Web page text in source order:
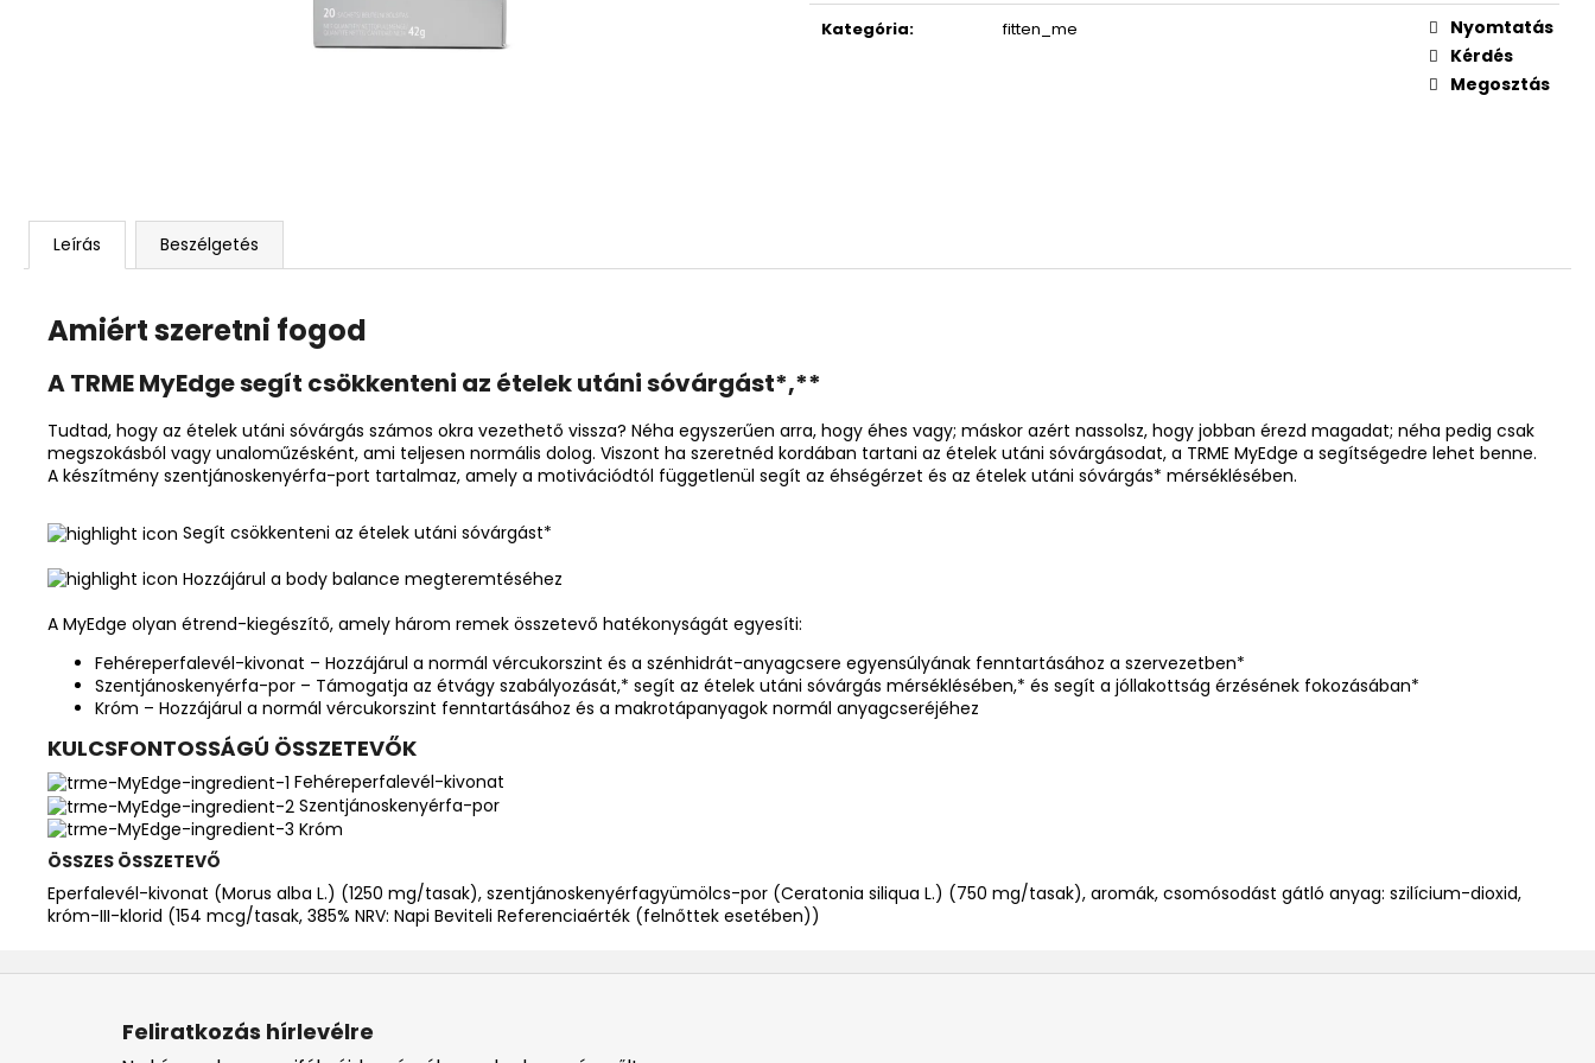
Kategória: fitten_me
Nyomtatás
Kérdés
Megosztás
Leírás Beszélgetés
Amiért szeretni fogod
A TRME MyEdge segít csökkenteni az ételek utáni sóvárgást*,**
Tudtad, hogy az ételek utáni sóvárgás számos okra vezethető vissza? Néha egyszerűen arra, hogy éhes vagy; máskor azért nassolsz, hogy jobban érezd magadat; néha pedig csak
megszokásból vagy unaloműzésként, ami teljesen normális dolog. Viszont ha szeretnéd kordában tartani az ételek utáni sóvárgásodat, a TRME MyEdge a segítségedre lehet benne.
A készítmény szentjánoskenyérfa-port tartalmaz, amely a motivációdtól függetlenül segít az éhségérzet és az ételek utáni sóvárgás* mérséklésében.
Segít csökkenteni az ételek utáni sóvárgást*
Hozzájárul a body balance megteremtéséhez
A MyEdge olyan étrend-kiegészítő, amely három remek összetevő hatékonyságát egyesíti:
Fehéreperfalevél-kivonat – Hozzájárul a normál vércukorszint és a szénhidrát-anyagcsere egyensúlyának fenntartásához a szervezetben*
Szentjánoskenyérfa-por – Támogatja az étvágy szabályozását,* segít az ételek utáni sóvárgás mérséklésében,* és segít a jóllakottság érzésének fokozásában*
Króm – Hozzájárul a normál vércukorszint fenntartásához és a makrotápanyagok normál anyagcseréjéhez
KULCSFONTOSSÁGÚ ÖSSZETEVŐK
Fehéreperfalevél-kivonat
Szentjánoskenyérfa-por
Króm
ÖSSZES ÖSSZETEVŐ
Eperfalevél-kivonat (Morus alba L.) (1250 mg/tasak), szentjánoskenyérfagyümölcs-por (Ceratonia siliqua L.) (750 mg/tasak), aromák, csomósodást gátló anyag: szilícium-dioxid,
króm-III-klorid (154 mcg/tasak, 385% NRV: Napi Beviteli Referenciaérték (felnőttek esetében))
Feliratkozás hírlevélre